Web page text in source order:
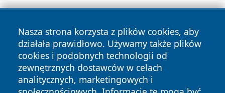
Nasza strona korzysta z plików cookies, aby
działała prawidłowo. Używamy także plików
cookies i podobnych technologii od
zewnętrznych dostawców w celach
analitycznych, marketingowych i
Copyright © 2026 leszczynski24.pl Wszystkie prawa
zastrzeżone.